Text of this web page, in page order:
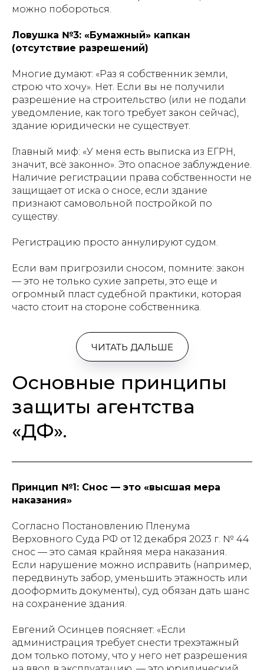
можно побороться.
Ловушка №3: «Бумажный» капкан
(отсутствие разрешений)
Многие думают: «Раз я собственник земли,
строю что хочу». Нет. Если вы не получили
разрешение на строительство (или не подали
уведомление, как того требует закон сейчас),
здание юридически не существует.
Главный миф: «У меня есть выписка из ЕГРН,
значит, всё законно». Это опасное заблуждение.
Наличие регистрации права собственности не
защищает от иска о сносе, если здание
признают самовольной постройкой по
существу.
Регистрацию просто аннулируют судом.
Если вам пригрозили сносом, помните: закон
— это не только сухие запреты, это еще и
огромный пласт судебной практики, которая
часто стоит на стороне собственника.
ЧИТАТЬ ДАЛЬШЕ
Основные принципы
защиты агентства
«ДФ».
Принцип №1: Снос — это «высшая мера
наказания»
Согласно Постановлению Пленума
Верховного Суда РФ от 12 декабря 2023 г. № 44
снос — это самая крайняя мера наказания.
Если нарушение можно исправить (например,
передвинуть забор, уменьшить этажность или
дооформить документы), суд обязан дать шанс
на сохранение здания.
Евгений Осинцев поясняет: «Если
администрация требует снести трехэтажный
дом только потому, что у него нет разрешения